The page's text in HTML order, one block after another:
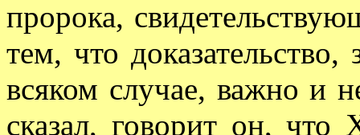
пророка,
тем, что
всяком случае, важно и
сказал, говорит он, что